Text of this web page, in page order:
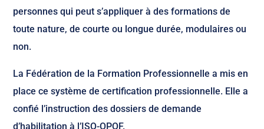
personnes qui peut s’appliquer à des formations de
toute nature, de courte ou longue durée, modulaires ou
non.
La Fédération de la Formation Professionnelle a mis en
place ce système de certification professionnelle. Elle a
confié l’instruction des dossiers de demande
d’habilitation à l’ISQ-OPQF.